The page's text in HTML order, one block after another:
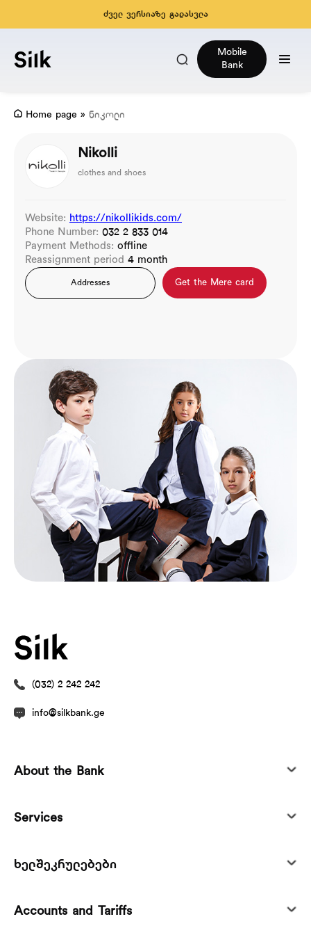
ძველ ვერსიაზე გადასვლა
Mobile
Bank
Home page » ნიკოლი
Nikolli
clothes and shoes
Website: https://nikollikids.com/
Phone Number: 032 2 833 014
Payment Methods: offline
Reassignment period 4 month
Addresses Get the Mere card
(032) 2 242 242
info@silkbank.ge
About the Bank
Services
ხელშეკრულებები
Accounts and Tariffs